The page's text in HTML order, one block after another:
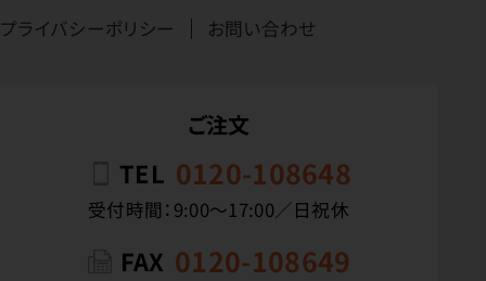
プライバシーポリシー
お問い合わせ
ご注文
TEL 0120-108648
受付時間：9:00〜17:00／日祝休
FAX 0120-108649